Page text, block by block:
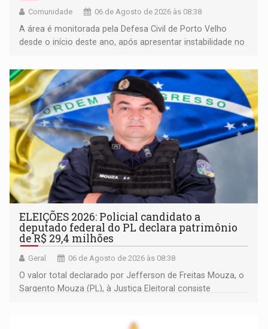
Comunidade 06 de Agosto de 2026 às 08:38
A área é monitorada pela Defesa Civil de Porto Velho
desde o início deste ano, após apresentar instabilidade no
ELEIÇÕES 2026: Policial candidato a
deputado federal do PL declara patrimônio
de R$ 29,4 milhões
Geral 06 de Agosto de 2026 às 08:38
O valor total declarado por Jefferson de Freitas Mouza, o
Sargento Mouza (PL), à Justiça Eleitoral consiste